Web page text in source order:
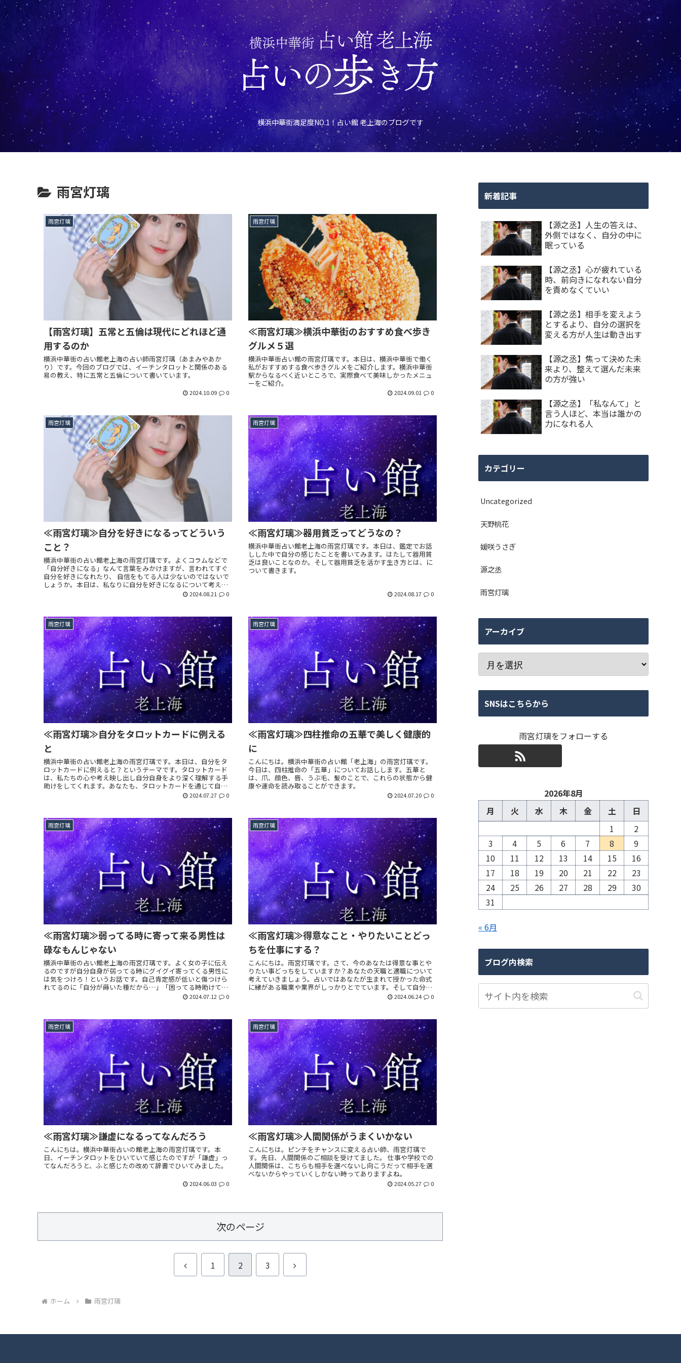
横浜中華街満足度NO.1！占い館 老上海のブログです
雨宮灯璃
雨宮灯璃
【雨宮灯璃】五常と五倫は現代にどれほど通
用するのか
横浜中華街の占い館老上海の占い師雨宮灯璃（あまみやあか
り）です。今回のブログでは、イーチンタロットと関係のある
易の教え、特に五常と五倫について書いています。
2024.10.09 0
雨宮灯璃
≪雨宮灯璃≫横浜中華街のおすすめ食べ歩き
グルメ５選
横浜中華街占い館の雨宮灯璃です。本日は、横浜中華街で働く
私がおすすめする食べ歩きグルメをご紹介します。横浜中華街
駅からなるべく近いところで、実際食べて美味しかったメニュ
ーをご紹介。
2024.09.01 0
雨宮灯璃
≪雨宮灯璃≫自分を好きになるってどういう
こと？
横浜中華街の占い館老上海の雨宮灯璃です。よくコラムなどで
「自分好きになる」なんて言葉をみかけますが、言われてすぐ
自分を好きになれたり、 自信をもてる人は少ないのではないで
しょうか。本日は、私なりに自分を好きになるについて考えて
2024.08.21 0
雨宮灯璃
≪雨宮灯璃≫器用貧乏ってどうなの？
横浜中華街占い館老上海の雨宮灯璃です。本日は、鑑定でお話
しした中で自分の感じたことを書いてみます。はたして器用貧
乏は良いことなのか。そして器用貧乏を活かす生き方とは、に
ついて書きます。
2024.08.17 0
雨宮灯璃
≪雨宮灯璃≫自分をタロットカードに例える
と
横浜中華街の占い館老上海の雨宮灯璃です。本日は、自分をタ
ロットカードに例えると？というテーマです。タロットカード
は、私たちの心や考え映し出し自分自身をより深く理解する手
助けをしてくれます。あなたも、タロットカードを通じて自分
2024.07.27 0
雨宮灯璃
≪雨宮灯璃≫四柱推命の五華で美しく健康的
に
こんにちは。横浜中華街の占い館「老上海」の雨宮灯璃です。
今日は、四柱推命の「五華」についてお話しします。五華と
は、爪、顔色、唇、うぶ毛、髪のことで、これらの状態から健
康や運命を読み取ることができます。
2024.07.20 0
雨宮灯璃
≪雨宮灯璃≫弱ってる時に寄って来る男性は
碌なもんじゃない
横浜中華街の占い館老上海の雨宮灯璃です。よく女の子に伝え
るのですが自分自身が弱ってる時にグイグイ寄ってくる男性に
は気をつけろ！というお話です。自己肯定感が低いと傷つけら
れてるのに「自分が蒔いた種だから…」「困ってる時助けてく
れたし…」なんて思ってしまい蟻地獄のようになります。
2024.07.12 0
雨宮灯璃
≪雨宮灯璃≫得意なこと・やりたいことどっ
ちを仕事にする？
こんにちは。雨宮灯璃です。さて、今のあなたは得意な事とや
りたい事どっちをしていますか？あなたの天職と適職について
考えていきましょう。占いではあなたが生まれて授かった命式
に縁がある職業や業界がしっかりとでています。そして自分が
2024.06.24 0
雨宮灯璃
≪雨宮灯璃≫謙虚になるってなんだろう
こんにちは。横浜中華街占いの館老上海の雨宮灯璃です。本
日、イーチンタロットをひいていて感じたのですが「謙虚」っ
てなんだろうと、ふと感じたの改めて辞書でひいてみました。
2024.06.03 0
雨宮灯璃
≪雨宮灯璃≫人間関係がうまくいかない
こんにちは。ピンチをチャンスに変える占い師、雨宮灯璃で
す。先日、人間関係のご相談を受けてました。 仕事や学校での
人間関係は、こちらも相手を選べないし向こうだって相手を選
べないからやっていくしかない時ってありますよね。
2024.05.27 0
次のページ
前
1 2 3
次
ホーム 雨宮灯璃
新着記事
【源之丞】人生の答えは、
外側ではなく、自分の中に
眠っている
【源之丞】心が疲れている
時、前向きになれない自分
を責めなくていい
【源之丞】相手を変えよう
とするより、自分の選択を
変える方が人生は動き出す
【源之丞】焦って決めた未
来より、整えて選んだ未来
の方が強い
【源之丞】「私なんて」と
言う人ほど、本当は誰かの
力になれる人
カテゴリー
Uncategorized
天野桃花
媛咲うさぎ
源之丞
雨宮灯璃
アーカイブ
SNSはこちらから
雨宮灯璃をフォローする
2026年8月
月
火 水 木 金 土
日
1
2
3
4 5 6 7 8
9
10
11 12 13 14 15
16
17
18 19 20 21 22
23
24
25 26 27 28 29
30
31
« 6月
ブログ内検索